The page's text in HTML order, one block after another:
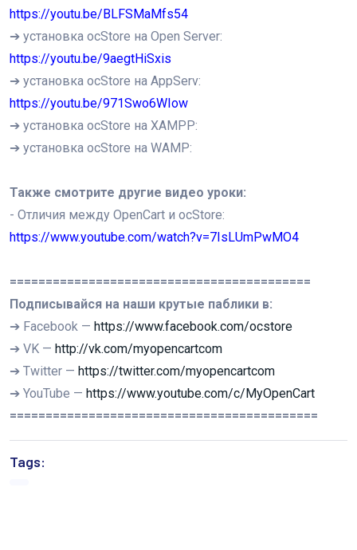
https://youtu.be/BLFSMaMfs54
➔ установка ocStore на Open Server:
https://youtu.be/9aegtHiSxis
➔ установка ocStore на AppServ:
https://youtu.be/971Swo6WIow
➔ установка ocStore на XAMPP:
➔ установка ocStore на WAMP:
Также смотрите другие видео уроки:
- Отличия между OpenCart и ocStore:
https://www.youtube.com/watch?v=7IsLUmPwMO4
==========================================
Подписывайся на наши крутые паблики в:
➔ Facebook — https://www.facebook.com/ocstore
➔ VK — http://vk.com/myopencartcom
➔ Twitter — https://twitter.com/myopencartcom
➔ YouTube — https://www.youtube.com/c/MyOpenCart
===========================================
Tags: